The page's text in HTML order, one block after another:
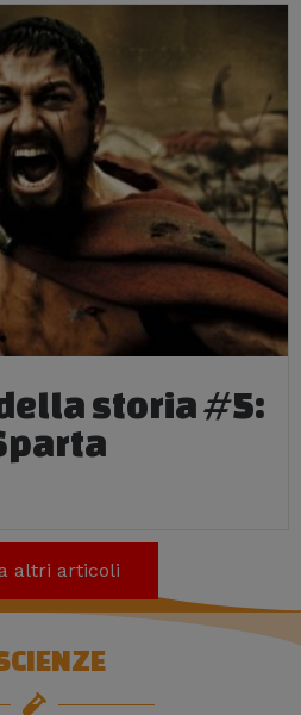
storia #5:
altri articoli